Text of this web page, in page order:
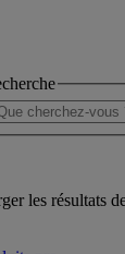
les résultats